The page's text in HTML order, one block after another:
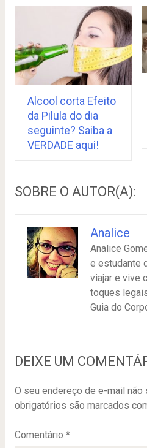
Alcool corta Efeito
da Pilula do dia
seguinte? Saiba a
VERDADE aqui!
SOBRE O AUTOR(A):
Analice
Analice
e estudante
viajar e vive
toques
Guia do
DEIXE UM
O seu endereço de e-mail não
obrigatórios são marcados
Comentário *